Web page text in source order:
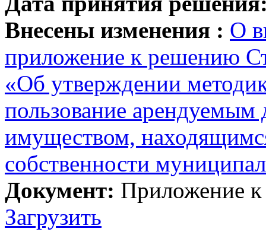
Внесены изменения : О
приложение к решению
«Об утверждении
пользование
имуществом,
собственности
Документ: Приложение
Загрузить